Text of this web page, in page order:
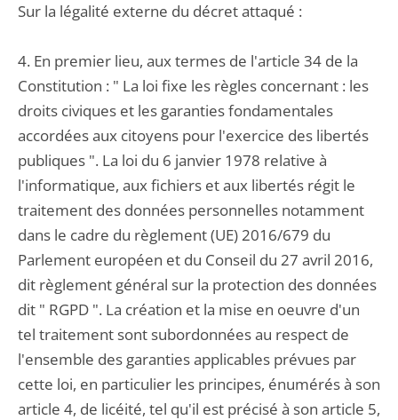
Sur la légalité externe du décret attaqué :
4. En premier lieu, aux termes de l'article 34 de la
Constitution : " La loi fixe les règles concernant : les
droits civiques et les garanties fondamentales
accordées aux citoyens pour l'exercice des libertés
publiques ". La loi du 6 janvier 1978 relative à
l'informatique, aux fichiers et aux libertés régit le
traitement des données personnelles notamment
dans le cadre du règlement (UE) 2016/679 du
Parlement européen et du Conseil du 27 avril 2016,
dit règlement général sur la protection des données
dit " RGPD ". La création et la mise en oeuvre d'un
tel traitement sont subordonnées au respect de
l'ensemble des garanties applicables prévues par
cette loi, en particulier les principes, énumérés à son
article 4, de licéité, tel qu'il est précisé à son article 5,